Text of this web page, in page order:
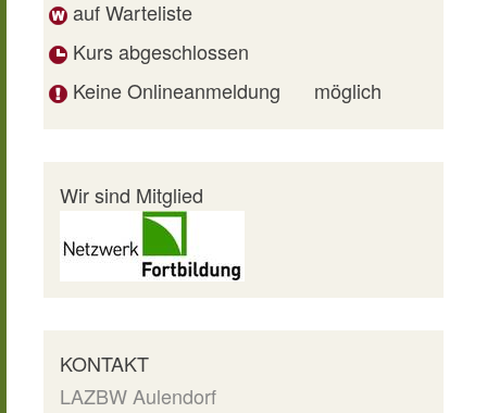
auf Warteliste
Kurs abgeschlossen
Keine Onlineanmeldung
möglich
Wir sind Mitglied
KONTAKT
LAZBW Aulendorf